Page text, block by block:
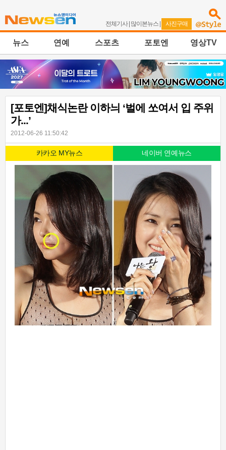
전체기사| 많이본뉴스 | 사진구매
뉴스 연예 스포츠 포토엔 영상TV
[포토엔]채식논란 이하늬 ‘벌에 쏘여서 입 주위
가...’
2012-06-26 11:50:42
카카오 MY뉴스 네이버 연예뉴스